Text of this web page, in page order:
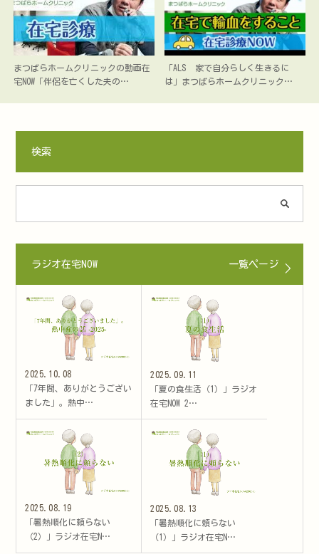
まつばらホームクリニックの動画在
宅NOW「伴侶を亡くした夫の…
「ALS 家で自分らしく生きるに
は」まつばらホームクリニック…
検索
ラジオ在宅NOW 一覧ページ
2025.10.08
「7年間、ありがとうござい
ました」。熱中…
2025.09.11
「夏の食生活（1）」ラジオ
在宅NOW 2…
2025.08.19
「暑熱順化に頼らない
（2）」ラジオ在宅N…
2025.08.13
「暑熱順化に頼らない
（1）」ラジオ在宅N…